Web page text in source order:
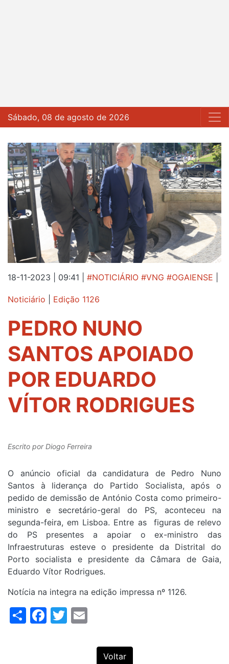
Sábado, 08 de agosto de 2026
18-11-2023 | 09:41 #NOTICIÁRIO #VNG #OGAIENSE
Noticiário Edição 1126
PEDRO NUNO
SANTOS APOIADO
POR EDUARDO
VÍTOR RODRIGUES
Escrito porDiogo Ferreira
O anúncio oficial da candidatura de Pedro Nuno
Santos à liderança do Partido Socialista, após o
pedido de demissão de António Costa como primeiro-
ministro e secretário-geral do PS, aconteceu na
segunda-feira, em Lisboa. Entre as figuras de relevo
do PS presentes a apoiar o ex-ministro das
Infraestruturas esteve o presidente da Distrital do
Porto socialista e presidente da Câmara de Gaia,
Eduardo Vítor Rodrigues.
Notícia na integra na edição impressa nº 1126.
ShareFacebook
Twitter
Voltar